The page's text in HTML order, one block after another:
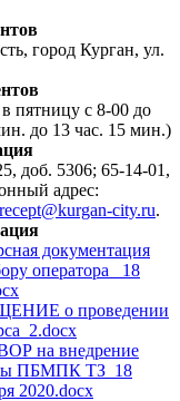
город Курган, ул.
пятницу с 8-00 до
до 13 час. 15 мин.)
доб. 5306; 65-14-01,
адрес:
city.ru.
документация
оператора_ 18
о проведении
на внедрение
ПБМПК ТЗ_18
2020.docx